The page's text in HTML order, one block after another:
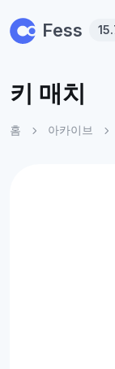
Fess
키 매치
홈 아카이브